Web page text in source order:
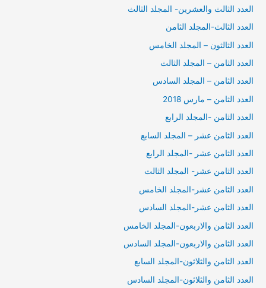
العدد الثالث والعشرين- المجلد الثالث
العدد الثالث-المجلد الثامن
العدد الثالثون – المجلد الخامس
العدد الثامن – المجلد الثالث
العدد الثامن – المجلد السادس
العدد الثامن – مارس 2018
العدد الثامن -المجلد الرابع
العدد الثامن عشر – المجلد السابع
العدد الثامن عشر -المجلد الرابع
العدد الثامن عشر- المجلد الثالث
العدد الثامن عشر-المجلد الخامس
العدد الثامن عشر-المجلد السادس
العدد الثامن والاربعون-المجلد الخامس
العدد الثامن والاربعون-المجلد السادس
العدد الثامن والثلاثون-المجلد السابع
العدد الثامن والثلاثون-المجلد السادس